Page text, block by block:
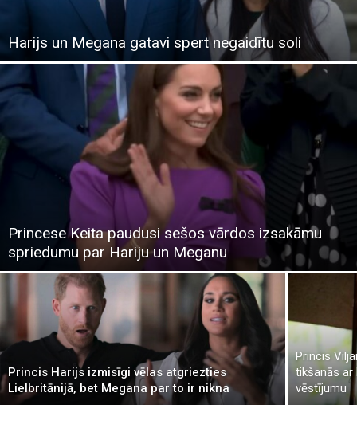
Harijs un Megana gatavi spert negaidītu soli
Princese Keita paudusi sešos vārdos izsakāmu
spriedumu par Hariju un Meganu
Princis Harijs izmisīgi vēlas atgriezties
Lielbritānijā, bet Megana par to ir nikna
Princis
tikšanās ar
vēstījumu